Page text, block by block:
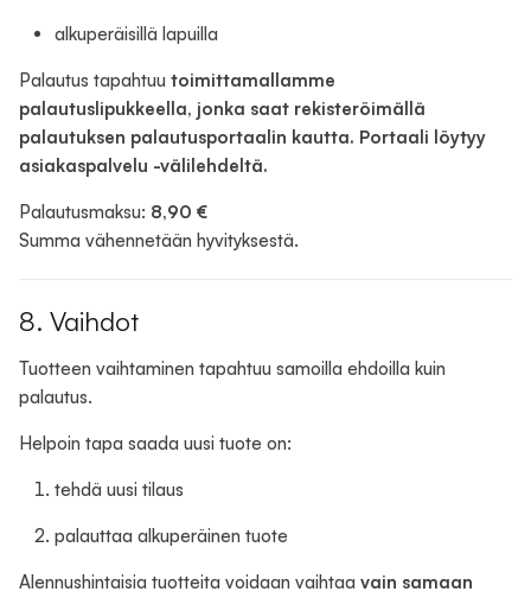
alkuperäisillä lapuilla
Palautus tapahtuu toimittamallamme
palautuslipukkeella, jonka saat rekisteröimällä
palautuksen palautusportaalin kautta. Portaali löytyy
asiakaspalvelu -välilehdeltä.
Palautusmaksu: 8,90 €
Summa vähennetään hyvityksestä.
8. Vaihdot
Tuotteen vaihtaminen tapahtuu samoilla ehdoilla kuin
palautus.
Helpoin tapa saada uusi tuote on:
tehdä uusi tilaus
palauttaa alkuperäinen tuote
Alennushintaisia tuotteita voidaan vaihtaa vain samaan